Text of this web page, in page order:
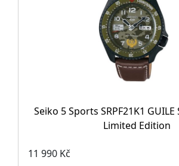
Seiko 5 Sports SRPF21K1
Limited Edition
11 990 Kč